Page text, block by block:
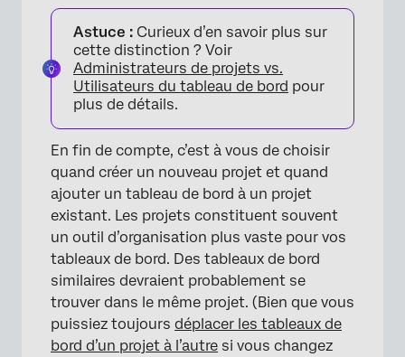
Astuce : Curieux d’en savoir plus sur
cette distinction ? Voir
Administrateurs de projets vs.
Utilisateurs du tableau de bord pour
plus de détails.
En fin de compte, c’est à vous de choisir
quand créer un nouveau projet et quand
ajouter un tableau de bord à un projet
existant. Les projets constituent souvent
un outil d’organisation plus vaste pour vos
tableaux de bord. Des tableaux de bord
similaires devraient probablement se
trouver dans le même projet. (Bien que vous
puissiez toujours déplacer les tableaux de
bord d’un projet à l’autre si vous changez